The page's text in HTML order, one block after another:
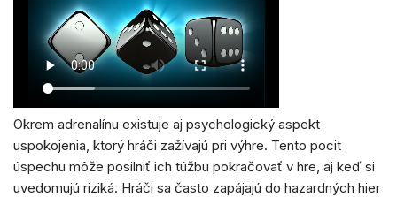
Okrem adrenalínu existuje aj psychologický aspekt
uspokojenia, ktorý hráči zažívajú pri výhre. Tento pocit
úspechu môže posilniť ich túžbu pokračovať v hre, aj keď si
uvedomujú riziká. Hráči sa často zapájajú do hazardných hier